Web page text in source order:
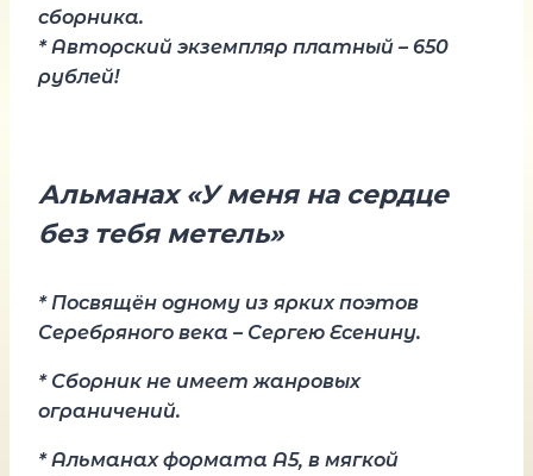
сборника.
* Авторский экземпляр платный – 650
рублей!
Альманах «У меня на сердце
без тебя метель»
* Посвящён одному из ярких поэтов
Серебряного века – Сергею Есенину.
* Сборник не имеет жанровых
ограничений.
* Альманах формата А5, в мягкой